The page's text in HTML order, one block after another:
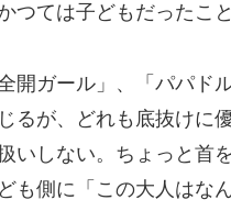
つては子どもだったこ
開ガール」、「パパド
るが、どれも底抜けに
いしない。ちょっと首
も側に「この大人はな